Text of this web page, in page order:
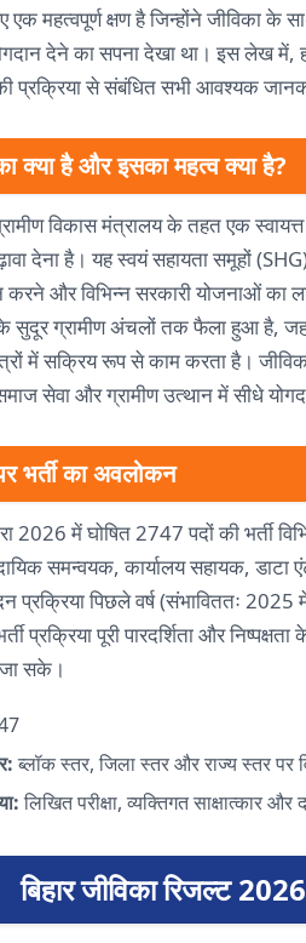
एक महत्वपूर्ण क्षण है जिन्होंने जीविका
देने का सपना देखा था। इस लेख
प्रक्रिया से संबंधित सभी आवश्यक
क्या है और इसका महत्व क्या है?
विकास मंत्रालय के तहत एक
देना है। यह स्वयं सहायता समूहों
करने और विभिन्न सरकारी योजनाओं का
के सुदूर ग्रामीण अंचलों तक फैला हुआ है,
में सक्रिय रूप से काम करता है।
सेवा और ग्रामीण उत्थान में सीधे
भर्ती का अवलोकन
2026 में घोषित 2747 पदों की
समन्वयक, कार्यालय सहायक,
प्रक्रिया पिछले वर्ष (संभाविततः
प्रक्रिया पूरी पारदर्शिता और
जा सके।
ब्लॉक स्तर, जिला स्तर और राज्य स्तर
लिखित परीक्षा, व्यक्तिगत साक्षात्कार
बिहार जीविका रिजल्ट